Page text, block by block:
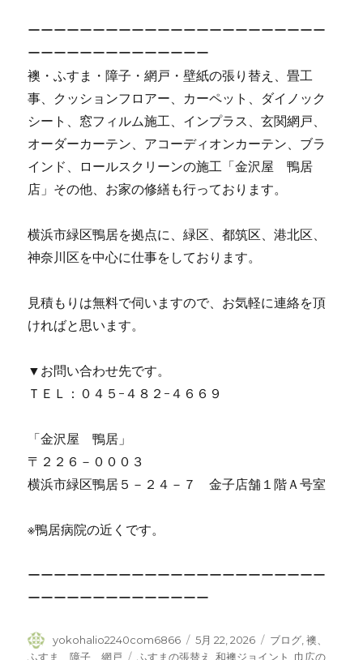
ーーーーーーーーーーーーーーーーーーーーーーー
ーーーーーーーーーーーーーー
襖・ふすま・障子・網戸・壁紙の張り替え、畳工
事、クッションフロアー、カーペット、ダイノック
シート、窓フィルム施工、インプラス、玄関網戸、
オーダーカーテン、アコーディオンカーテン、ブラ
インド、ロールスクリーンの施工「金沢屋 鴨居
店」その他、お家の修繕も行っております。
横浜市緑区鴨居を拠点に、緑区、都筑区、港北区、
神奈川区を中心に仕事をしております。
見積もりは無料で伺いますので、お気軽に連絡を頂
ければと思います。
▼お問い合わせ先です。
ＴＥＬ：０４５-４８２-４６６９
「金沢屋 鴨居」
〒２２６－０００３
横浜市緑区鴨居５－２４－７ 金子店舗１階Ａ号室
※鴨居病院の近くです。
ーーーーーーーーーーーーーーーーーーーーーーー
ーーーーーーーーーーーーーー
投
稿
yokohalio2240com6866
投
稿
5月 22, 2026
カ
テ
ブログ ,襖、
ふすま、障子、網戸
タ
ふすまの張替え ,和襖ジョイント 巾広の